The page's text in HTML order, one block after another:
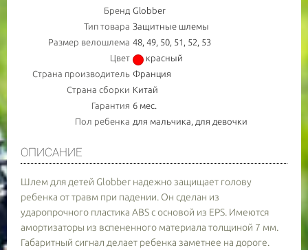
Бренд Globber
Тип товара Защитные шлемы
Размер велошлема 48, 49, 50, 51, 52, 53
Цвет
красный
Страна производитель Франция
Страна сборки Китай
Гарантия 6 мес.
Пол ребенка для мальчика, для девочки
ОПИСАНИЕ
Шлем для детей Globber надежно защищает голову
ребенка от травм при падении. Он сделан из
ударопрочного пластика ABS с основой из EPS. Имеются
амортизаторы из вспененного материала толщиной 7 мм.
Габаритный сигнал делает ребенка заметнее на дороге.